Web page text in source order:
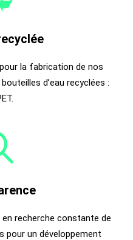
la fabrication de nos
d’eau recyclées :
recherche constante de
pour un développement